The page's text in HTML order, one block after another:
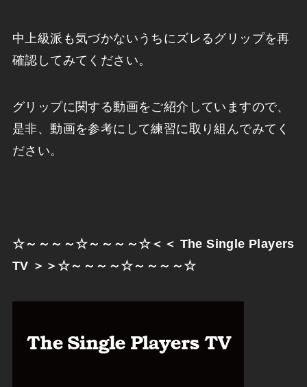
中上級派も気づかないうちにズレるグリップを再
確認してみてください。
グリップに関する動画をご紹介していますので、
是非、動画を参考にして練習に取り組んでみてく
ださい。
☆～～～～☆～～～～☆＜＜ The Single Players
TV ＞＞☆～～～～☆～～～～☆